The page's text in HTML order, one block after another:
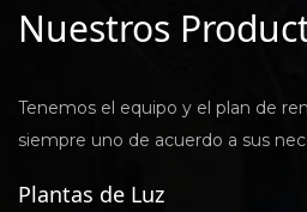
Nuestros
Tenemos el equipo y el plan de
siempre uno de acuerdo a sus
Plantas de Luz